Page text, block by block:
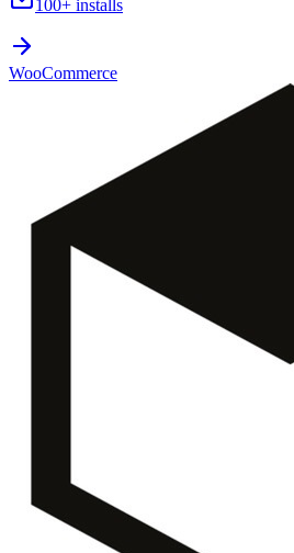
100+ installs
WooCommerce